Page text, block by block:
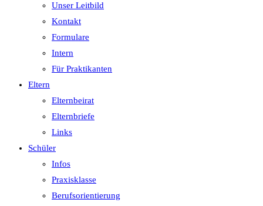
Unser Leitbild
Kontakt
Formulare
Intern
Für Praktikanten
Eltern
Elternbeirat
Elternbriefe
Links
Schüler
Infos
Praxisklasse
Berufsorientierung